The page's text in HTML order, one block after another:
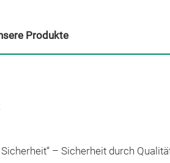
– Sicherheit durch
Produkte